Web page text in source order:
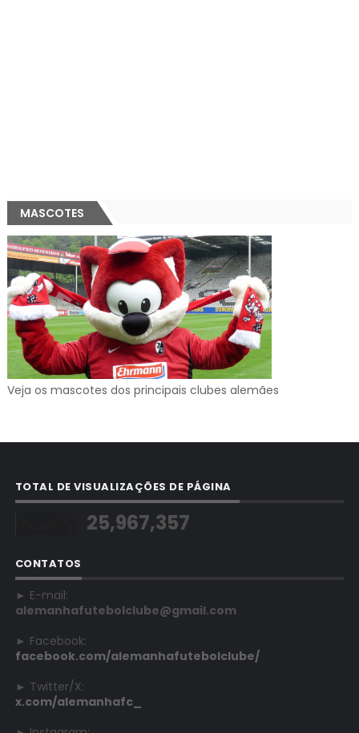
MASCOTES
Veja os mascotes dos principais clubes alemães
TOTAL DE VISUALIZAÇÕES DE PÁGINA
25,967,357
CONTATOS
► E-mail:
alemanhafutebolclube@gmail.com
► Facebook:
facebook.com/alemanhafutebolclube/
► Twitter/X:
x.com/alemanhafc_